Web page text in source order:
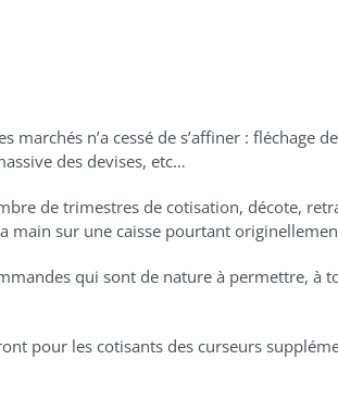
marchés n’a cessé de s’affiner :
des devises, etc…
de trimestres de cotisation, décote,
sur une caisse pourtant
qui sont de nature à permettre, à
pour les cotisants des curseurs